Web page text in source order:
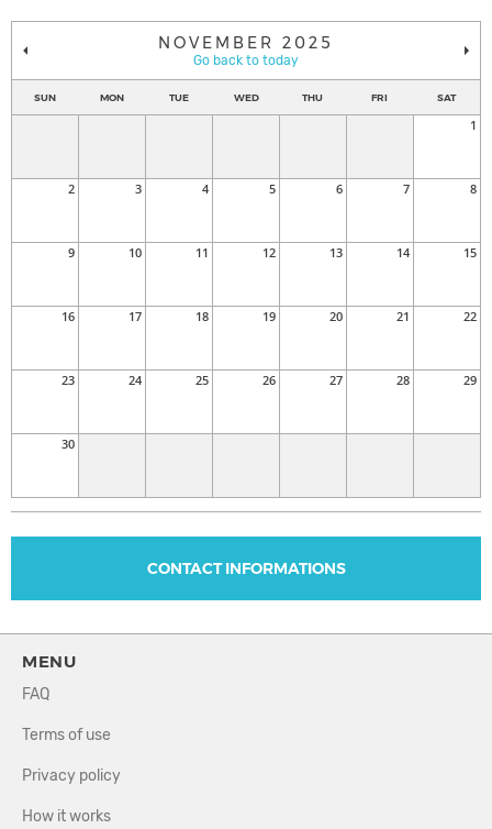
NOVEMBER 2025
Go back to today
SUN MON TUE WED THU FRI SAT
1
2 3 4 5 6 7 8
9 10 11 12 13 14 15
16 17 18 19 20 21 22
23 24 25 26 27 28 29
30
CONTACT INFORMATIONS
MENU
FAQ
Terms of use
Privacy policy
How it works